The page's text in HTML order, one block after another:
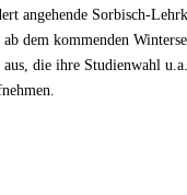
angehende Sorbisch-
dem kommenden
die ihre Studienwahl